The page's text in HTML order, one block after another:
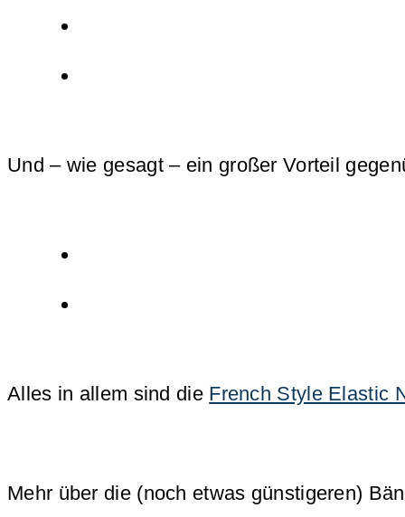
Und – wie gesagt – ein großer Vorteil
Alles in allem sind die French Style Elastic
Mehr über die (noch etwas günstigeren)